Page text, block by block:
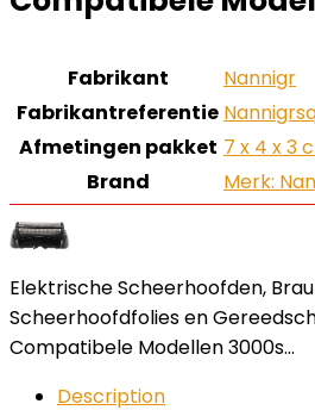
Fabrikant
‎Nannigr
Fabrikantreferentie
Afmetingen pakket ‎7 x 4 x 3
Brand
Merk:
Elektrische Scheerhoofden,
Scheerhoofdfolies en
Compatibele Modellen 3000s…
Description